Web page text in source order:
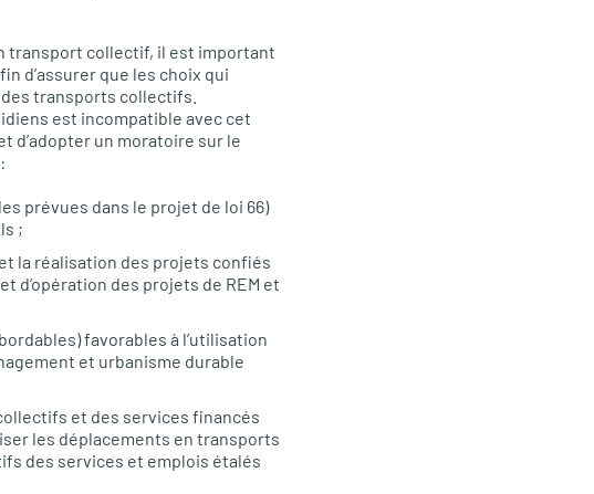
transport collectif, il est important
d’assurer que les choix qui
transports collectifs.
est incompatible avec cet
d’adopter un moratoire sur le
prévues dans le projet de loi 66)
;
la réalisation des projets confiés
d’opération des projets de REM et
favorables à l’utilisation
et urbanisme durable
et des services financés
les déplacements en transports
des services et emplois étalés